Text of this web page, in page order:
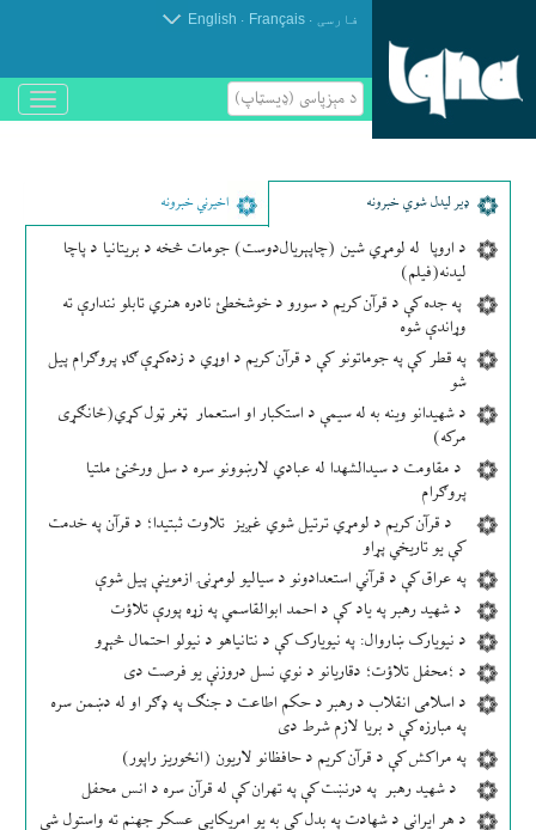
فارسی .
Français
.
English
د مېزپاسى (ډیسټاپ)
باز
و
ډير لیدل شوي خبرونه اخیرني خبرونه
د اروپا له لومړي شین (چاپېریال‌دوست) جومات څخه د بریتانیا د پاچا
لیدنه(فیلم)
په جده کې د قرآن کریم د سورو د خوشخطئ نادره هنري تابلو نندارې ته
وړاندې شوه
په قطر کې په جوماتونو کې د قرآن کریم د اوړي د زده‌کړې ګډ پروګرام پیل
شو
د شهیدانو وینه به له سیمې د استکبار او استعمار ټغر ټول کړي(ځانګړی
مرکه)
د مقاومت د سیدالشهدا له عبادي لارښوونو سره د سل ورځنئ ملتیا
پروګرام
د قرآن کریم د لومړي ترتیل شوي غږیز تلاوت ثبتیدا؛ د قرآن په خدمت
کې یو تاریخي پړاو
په عراق کې د قرآني استعدادونو د سیالیو لومړنۍ ازموینې پیل شوې
د شهید رهبر په یاد کې د احمد ابوالقاسمي په زړه پورې تلاؤت
د نیویارک ښاروال: په نیویارک کې د نتانیاهو د نیولو احتمال څېړو
د ؛محفل تلاؤت؛ دقاریانو د نوي نسل دروزنې یو فرصت دی
د اسلامی انقلاب د رهبر د حکم اطاعت د جنګ په ډګر او له دښمن سره
په مبارزه کې د بریا لازم شرط دی
په مراکش کې د قرآن کریم د حافظانو لاریون (انځوریز راپور)
د شهید رهبر په درنښت کې په تهران کې له قرآن سره د انس محفل
د هر ایرانی د شهادت په بدل کې به یو امریکایي عسکر جهنم ته واستول شي